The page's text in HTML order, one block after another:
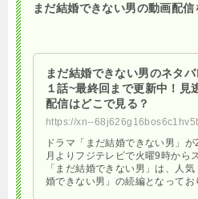
まだ結婚できない男の動画配
まだ結婚できない男のネタ
１話~最終回まで更新中！見
配信はどこで見る？
https://xn--
ドラマ「まだ結婚できない男」
月よりフジテレビで火曜9時から
「まだ結婚できない男」は、人
婚できない男」の続編となってお